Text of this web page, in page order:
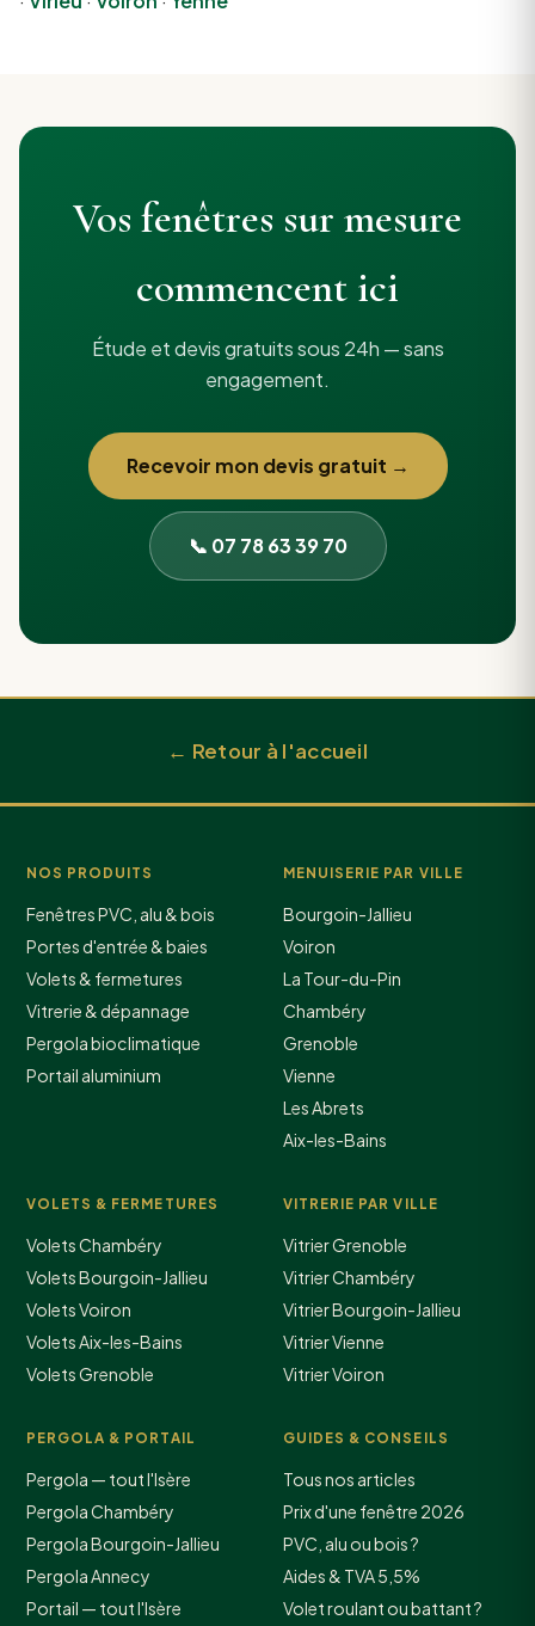
Vos fenêtres sur mesure
commencent ici
Étude et devis gratuits sous 24h — sans
engagement.
Recevoir mon devis gratuit →
📞 07 78 63 39 70
← Retour à l'accueil
NOS PRODUITS
Fenêtres PVC, alu & bois
Portes d'entrée & baies
Volets & fermetures
Vitrerie & dépannage
Pergola bioclimatique
Portail aluminium
MENUISERIE PAR VILLE
Bourgoin-Jallieu
Voiron
La Tour-du-Pin
Chambéry
Grenoble
Vienne
Les Abrets
Aix-les-Bains
VOLETS & FERMETURES
Volets Chambéry
Volets Bourgoin-Jallieu
Volets Voiron
Volets Aix-les-Bains
Volets Grenoble
VITRERIE PAR VILLE
Vitrier Grenoble
Vitrier Chambéry
Vitrier Bourgoin-Jallieu
Vitrier Vienne
Vitrier Voiron
PERGOLA & PORTAIL
Pergola — tout l'Isère
Pergola Chambéry
Pergola Bourgoin-Jallieu
Pergola Annecy
Portail — tout l'Isère
GUIDES & CONSEILS
Tous nos articles
Prix d'une fenêtre 2026
PVC, alu ou bois ?
Aides & TVA 5,5%
Volet roulant ou battant ?